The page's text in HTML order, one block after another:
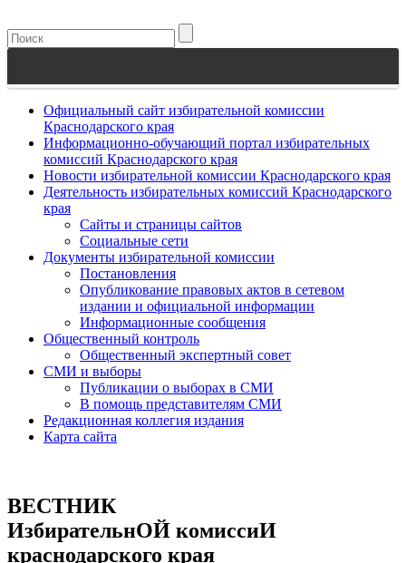
Официальный сайт избирательной комиссии
Краснодарского края
Информационно-обучающий портал избирательных
комиссий Краснодарского края
Новости избирательной комиссии Краснодарского края
Деятельность избирательных комиссий Краснодарского
края
Сайты и страницы сайтов
Социальные сети
Документы избирательной комиссии
Постановления
Опубликование правовых актов в сетевом
издании и официальной информации
Информационные сообщения
Общественный контроль
Общественный экспертный совет
СМИ и выборы
Публикации о выборах в СМИ
В помощь представителям СМИ
Редакционная коллегия издания
Карта сайта
ВЕСТНИК
ИзбирательнОЙ комиссиИ
краснодарского края